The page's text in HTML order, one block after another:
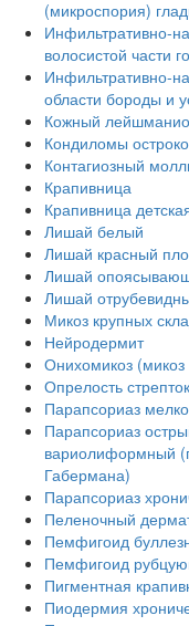
(микроспория)
Инфильтративно-
волосистой части
Инфильтративно-
области бороды и
Кожный
Кондиломы
Контагиозный
Крапивница
Крапивница
Лишай белый
Лишай красный
Лишай
Лишай
Микоз крупных
Нейродермит
Онихомикоз (микоз
Опрелость
Парапсориаз
Парапсориаз
вариолиформный
Габермана)
Парапсориаз
Пеленочный
Пемфигоид
Пемфигоид
Пигментная
Пиодермия